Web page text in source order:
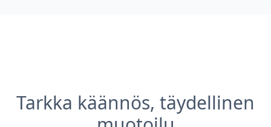
Tarkka käännös, täydellinen